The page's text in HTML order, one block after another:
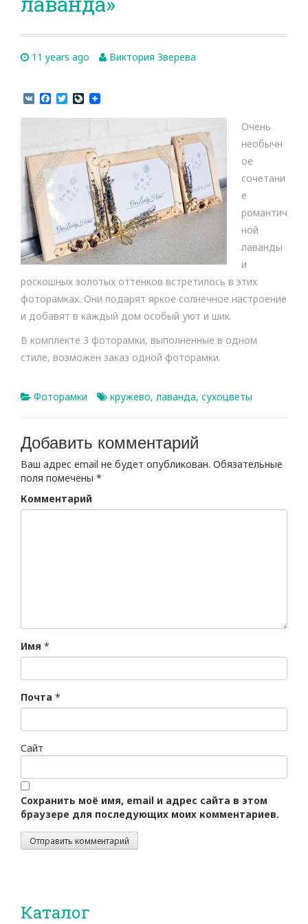
11 years ago Виктория Зверева
V
c
o
o
k
T
i
e
r
L
v
o
u
r
n
a
Очень
необычн
ое
сочетани
е
романтич
ной
лаванды
и
роскошных золотых оттенков встретилось в этих
фоторамках. Они подарят яркое солнечное настроение
и добавят в каждый дом особый уют и шик.
В комплекте 3 фоторамки, выполненные в одном
стиле, возможен заказ одной фоторамки.
Фоторамки кружево, лаванда, сухоцветы
Добавить комментарий
Ваш адрес email не будет опубликован. Обязательные
поля помечены *
Комментарий
Имя *
Почта *
Сайт
Сохранить моё имя, email и адрес сайта в этом
браузере для последующих моих комментариев.
Каталог